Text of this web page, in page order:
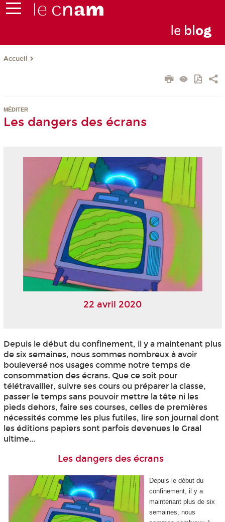
le blog
Accueil
MÉDITER
Les dangers des écrans
22 avril 2020
Depuis le début du confinement, il y a maintenant plus
de six semaines, nous sommes nombreux à avoir
bouleversé nos usages comme notre temps de
consommation des écrans. Que ce soit pour
télétravailler, suivre ses cours ou préparer la classe,
passer le temps sans pouvoir mettre la tête ni les
pieds dehors, faire ses courses, celles de premières
nécessités comme les plus futiles, lire son journal dont
les éditions papiers sont parfois devenues le Graal
ultime...
Les dangers des écrans
Depuis le début du
confinement, il y a
maintenant plus de six
semaines, nous